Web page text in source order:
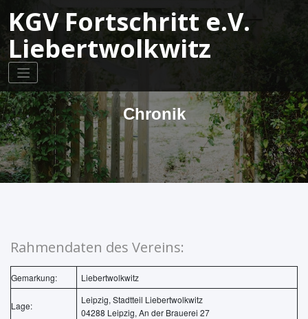
zum
InhaltKGV Fortschritt e.V.
Liebertwolkwitz
Chronik
Rahmendaten des Vereins:
Gemarkung: Liebertwolkwitz
Lage:
Leipzig, Stadtteil Liebertwolkwitz
04288 Leipzig, An der Brauerei 27